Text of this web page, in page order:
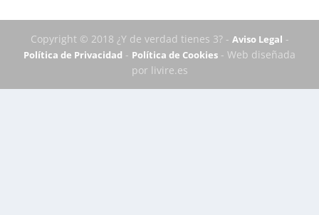
Copyright © 2018 ¿Y de verdad tienes 3? - Aviso Legal -
Política de Privacidad - Política de Cookies - Web diseñada
por livire.es